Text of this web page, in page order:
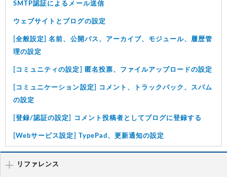
SMTP認証によるメール送信
ウェブサイトとブログの設定
[全般設定] 名前、公開パス、アーカイブ、モジュール、履歴管
理の設定
[コミュニティの設定] 匿名投票、ファイルアップロードの設定
[コミュニケーション設定] コメント、トラックバック、スパム
の設定
[登録/認証の設定] コメント投稿者としてブログに登録する
[Webサービス設定] TypePad、更新通知の設定
リファレンス